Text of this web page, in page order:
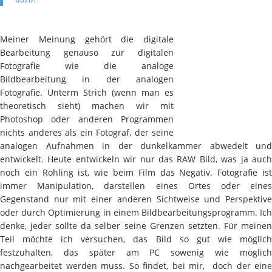
Meiner Meinung gehört die digitale
Bearbeitung genauso zur digitalen
Fotografie wie die analoge
Bildbearbeitung in der analogen
Fotografie. Unterm Strich (wenn man es
theoretisch sieht) machen wir mit
Photoshop oder anderen Programmen
nichts anderes als ein Fotograf, der seine
analogen Aufnahmen in der dunkelkammer abwedelt und
entwickelt. Heute entwickeln wir nur das RAW Bild, was ja auch
noch ein Rohling ist, wie beim Film das Negativ. Fotografie ist
immer Manipulation, darstellen eines Ortes oder eines
Gegenstand nur mit einer anderen Sichtweise und Perspektive
oder durch Optimierung in einem Bildbearbeitungsprogramm. Ich
denke, jeder sollte da selber seine Grenzen setzten. Für meinen
Teil möchte ich versuchen, das Bild so gut wie möglich
festzuhalten, das später am PC sowenig wie möglich
nachgearbeitet werden muss. So findet, bei mir, doch der eine